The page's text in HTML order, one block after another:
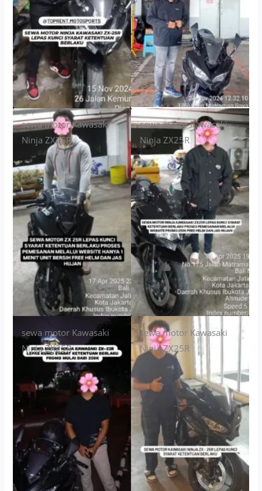
sewa motor Kawasaki
Ninja ZX25R
sewa motor Kawasaki
Ninja ZX25R
sewa motor Kawasaki
Ninja ZX25R
sewa motor Kawasaki
Ninja ZX25R